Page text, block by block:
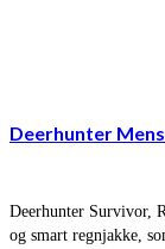
Deerhunter
Deerhunter Survivor,
og smart regnjakke,